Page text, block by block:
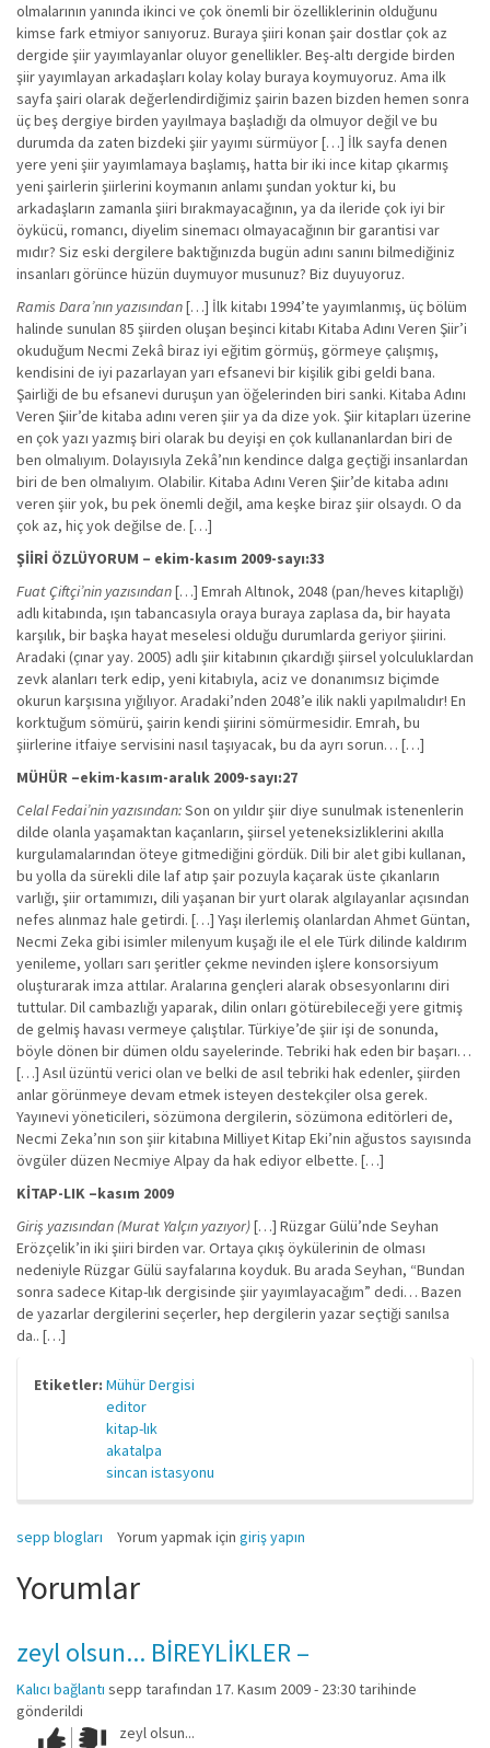
olmalarının yanında ikinci ve çok önemli bir özelliklerinin olduğunu
kimse fark etmiyor sanıyoruz. Buraya şiiri konan şair dostlar çok az
dergide şiir yayımlayanlar oluyor genellikler. Beş-altı dergide birden
şiir yayımlayan arkadaşları kolay kolay buraya koymuyoruz. Ama ilk
sayfa şairi olarak değerlendirdiğimiz şairin bazen bizden hemen sonra
üç beş dergiye birden yayılmaya başladığı da olmuyor değil ve bu
durumda da zaten bizdeki şiir yayımı sürmüyor […] İlk sayfa denen
yere yeni şiir yayımlamaya başlamış, hatta bir iki ince kitap çıkarmış
yeni şairlerin şiirlerini koymanın anlamı şundan yoktur ki, bu
arkadaşların zamanla şiiri bırakmayacağının, ya da ileride çok iyi bir
öykücü, romancı, diyelim sinemacı olmayacağının bir garantisi var
mıdır? Siz eski dergilere baktığınızda bugün adını sanını bilmediğiniz
insanları görünce hüzün duymuyor musunuz? Biz duyuyoruz.
Ramis Dara’nın yazısından[…] İlk kitabı 1994’te yayımlanmış, üç bölüm
halinde sunulan 85 şiirden oluşan beşinci kitabı Kitaba Adını Veren Şiir’i
okuduğum Necmi Zekâ biraz iyi eğitim görmüş, görmeye çalışmış,
kendisini de iyi pazarlayan yarı efsanevi bir kişilik gibi geldi bana.
Şairliği de bu efsanevi duruşun yan öğelerinden biri sanki. Kitaba Adını
Veren Şiir’de kitaba adını veren şiir ya da dize yok. Şiir kitapları üzerine
en çok yazı yazmış biri olarak bu deyişi en çok kullananlardan biri de
ben olmalıyım. Dolayısıyla Zekâ’nın kendince dalga geçtiği insanlardan
biri de ben olmalıyım. Olabilir. Kitaba Adını Veren Şiir’de kitaba adını
veren şiir yok, bu pek önemli değil, ama keşke biraz şiir olsaydı. O da
çok az, hiç yok değilse de. […]
ŞİİRİ ÖZLÜYORUM – ekim-kasım 2009-sayı:33
Fuat Çiftçi’nin yazısından[…] Emrah Altınok, 2048 (pan/heves kitaplığı)
adlı kitabında, ışın tabancasıyla oraya buraya zaplasa da, bir hayata
karşılık, bir başka hayat meselesi olduğu durumlarda geriyor şiirini.
Aradaki (çınar yay. 2005) adlı şiir kitabının çıkardığı şiirsel yolculuklardan
zevk alanları terk edip, yeni kitabıyla, aciz ve donanımsız biçimde
okurun karşısına yığılıyor. Aradaki’nden 2048’e ilik nakli yapılmalıdır! En
korktuğum sömürü, şairin kendi şiirini sömürmesidir. Emrah, bu
şiirlerine itfaiye servisini nasıl taşıyacak, bu da ayrı sorun… […]
MÜHÜR –ekim-kasım-aralık 2009-sayı:27
Celal Fedai’nin yazısından:Son on yıldır şiir diye sunulmak istenenlerin
dilde olanla yaşamaktan kaçanların, şiirsel yeteneksizliklerini akılla
kurgulamalarından öteye gitmediğini gördük. Dili bir alet gibi kullanan,
bu yolla da sürekli dile laf atıp şair pozuyla kaçarak üste çıkanların
varlığı, şiir ortamımızı, dili yaşanan bir yurt olarak algılayanlar açısından
nefes alınmaz hale getirdi. […] Yaşı ilerlemiş olanlardan Ahmet Güntan,
Necmi Zeka gibi isimler milenyum kuşağı ile el ele Türk dilinde kaldırım
yenileme, yolları sarı şeritler çekme nevinden işlere konsorsiyum
oluşturarak imza attılar. Aralarına gençleri alarak obsesyonlarını diri
tuttular. Dil cambazlığı yaparak, dilin onları götürebileceği yere gitmiş
de gelmiş havası vermeye çalıştılar. Türkiye’de şiir işi de sonunda,
böyle dönen bir dümen oldu sayelerinde. Tebriki hak eden bir başarı…
[…] Asıl üzüntü verici olan ve belki de asıl tebriki hak edenler, şiirden
anlar görünmeye devam etmek isteyen destekçiler olsa gerek.
Yayınevi yöneticileri, sözümona dergilerin, sözümona editörleri de,
Necmi Zeka’nın son şiir kitabına Milliyet Kitap Eki’nin ağustos sayısında
övgüler düzen Necmiye Alpay da hak ediyor elbette. […]
KİTAP-LIK –kasım 2009
Giriş yazısından (Murat Yalçın yazıyor)[…] Rüzgar Gülü’nde Seyhan
Erözçelik’in iki şiiri birden var. Ortaya çıkış öykülerinin de olması
nedeniyle Rüzgar Gülü sayfalarına koyduk. Bu arada Seyhan, “Bundan
sonra sadece Kitap-lık dergisinde şiir yayımlayacağım” dedi… Bazen
de yazarlar dergilerini seçerler, hep dergilerin yazar seçtiği sanılsa
da.. […]
Etiketler: Mühür Dergisi
editor
kitap-lık
akatalpa
sincan istasyonu
sepp blogları Yorum yapmak için giriş yapın
Yorumlar
zeyl olsun... BİREYLİKLER –
Kalıcı bağlantı sepp tarafından 17. Kasım 2009 - 23:30 tarihinde
gönderildi
Çok iyi!O zeyl olsun...